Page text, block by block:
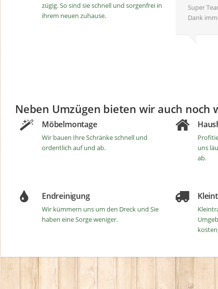
zügig. So sind sie schnell und sorgenfrei in
ihrem neuen zuhause.
Super
Dank
Vielen
Hilfe bei
zufrieden
Tolles
Super
gerne
Umzug
SJipp
Neben Umzügen bieten wir auch noch
Möbelmontage
Wir bauen Ihre Schränke schnell und
ordentlich auf und ab.
uns
ab.
Endreinigung
Wir kümmern uns um den Dreck und Sie
haben eine Sorge weniger.